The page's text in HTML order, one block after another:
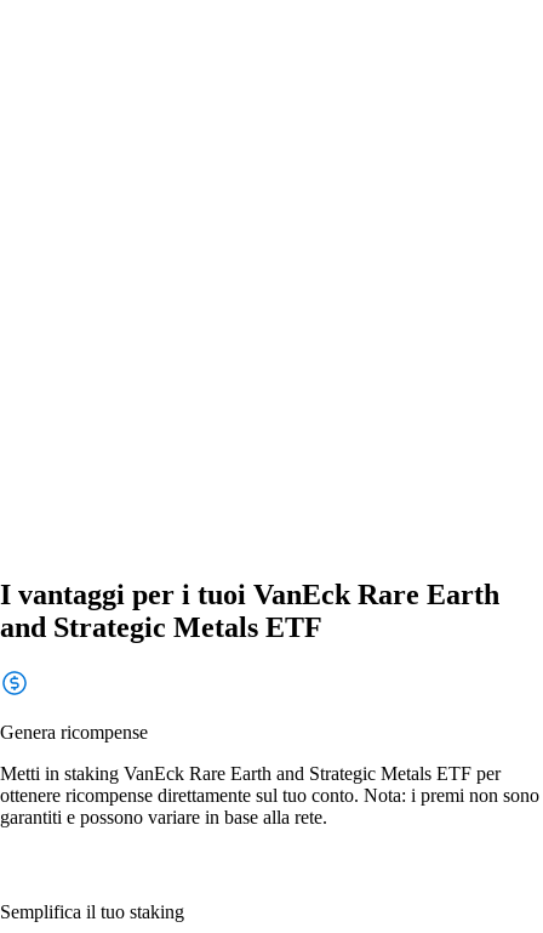
I vantaggi per i tuoi VanEck Rare Earth
and Strategic Metals ETF
Genera ricompense
Metti in staking VanEck Rare Earth and Strategic Metals ETF per
ottenere ricompense direttamente sul tuo conto. Nota: i premi non sono
garantiti e possono variare in base alla rete.
Semplifica il tuo staking